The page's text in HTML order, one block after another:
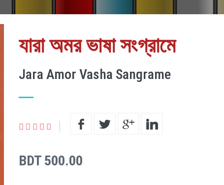
যারা অমর ভাষা সংগ্রামে
Jara Amor Vasha Sangrame
BDT 500.00